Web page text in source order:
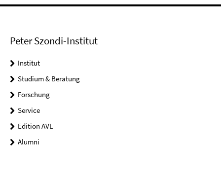
Peter Szondi-Institut
Institut
Studium & Beratung
Forschung
Service
Edition AVL
Alumni